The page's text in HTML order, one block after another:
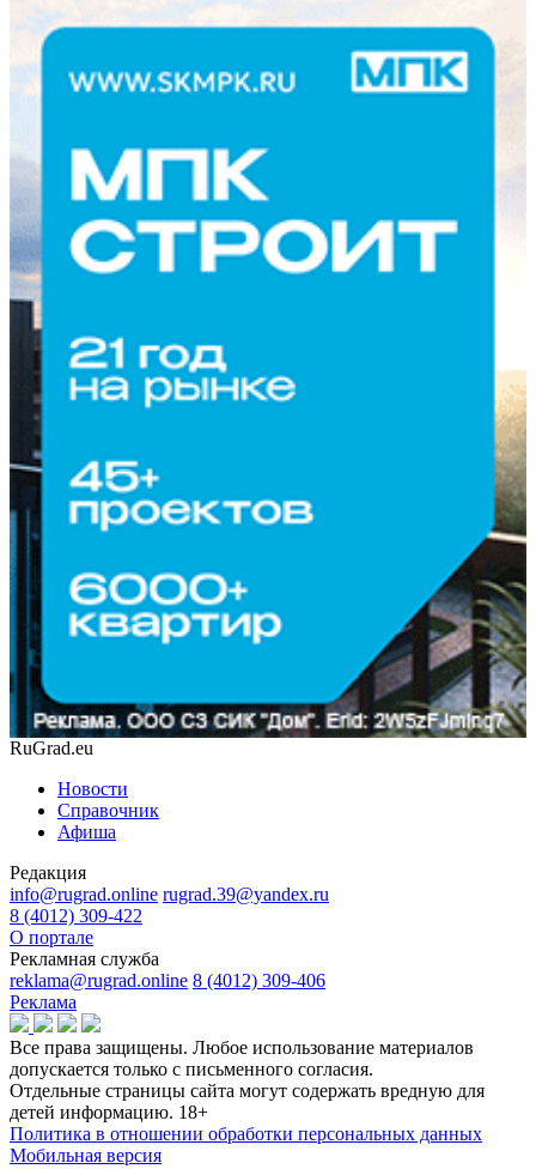
RuGrad.eu
Новости
Справочник
Афиша
Редакция
info@rugrad.online rugrad.39@yandex.ru
8 (4012) 309-422
О портале
Рекламная служба
reklama@rugrad.online 8 (4012) 309-406
Реклама
Все права защищены. Любое использование материалов
допускается только с письменного согласия.
Отдельные страницы сайта могут содержать вредную для
детей информацию. 18+
Политика в отношении обработки персональных данных
Мобильная версия